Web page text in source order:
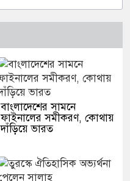
বাংলাদেশের সামনে
ফাইনালের সমীকরণ, কোথায়
দাঁড়িয়ে ভারত